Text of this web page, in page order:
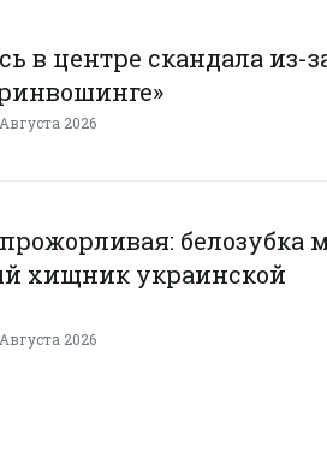
в центре скандала из-
2026
белозубка
хищник украинской
2026